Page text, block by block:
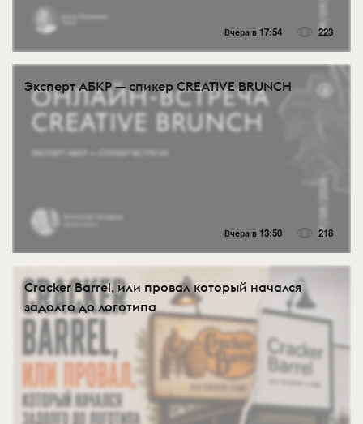
Вчера в 17:54 223
Эксперт АБКР — спикер CREATIVE BRUNCH
Вчера в 13:50 218
Cracker Barrel, или провал который начался
задолго до логотипа